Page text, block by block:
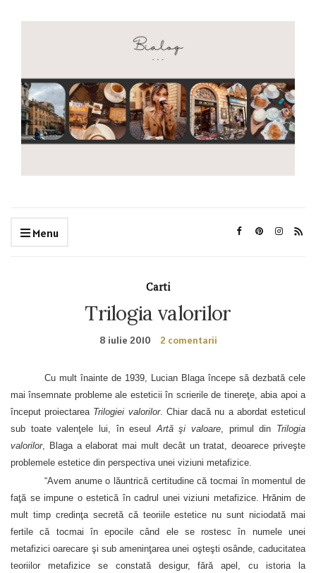
Menu
Carti
Trilogia valorilor
8 iulie 2010 2 comentarii
Cu mult înainte de 1939, Lucian Blaga începe să dezbată cele
mai însemnate probleme ale esteticii în scrierile de tinereţe, abia apoi a
început proiectarea Trilogiei valorilor. Chiar dacă nu a abordat esteticul
sub toate valenţele lui, în eseul Artă şi valoare , primul din Trilogia
valorilor, Blaga a elaborat mai mult decât un tratat, deoarece priveşte
problemele estetice din perspectiva unei viziuni metafizice.
“Avem anume o lăuntrică certitudine că tocmai în momentul de
faţă se impune o estetică în cadrul unei viziuni metafizice. Hrănim de
mult timp credinţa secretă că teoriile estetice nu sunt niciodată mai
fertile că tocmai în epocile când ele se rostesc în numele unei
metafizici oarecare şi sub ameninţarea unei oşteşti osânde, caducitatea
teoriilor metafizice se constată desigur, fără apel, cu istoria la